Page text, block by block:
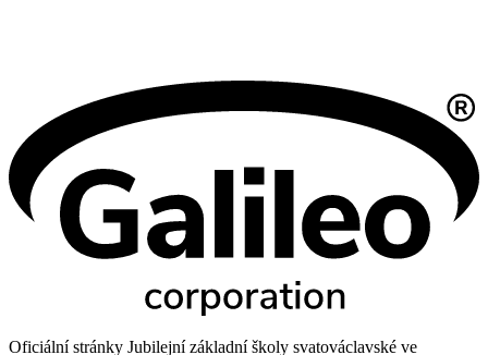
Oficiální stránky Jubilejní základní školy svatováclavské ve